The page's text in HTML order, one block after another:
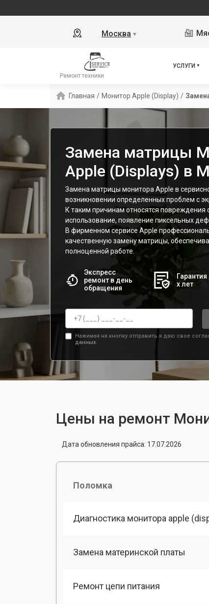
Москва ▼
Ремонт техники
УСЛУГИ
Главная / Монитор Apple (Display) /
Замена матрицы
Apple (Displays) в
Замена матрицы монитора Apple в
возникновении определенных проблем с
К таким причинам относятся повреждения
использование, появление пиксельных
В фирменном сервисе Apple
качественную замену матрицы,
полноценной работе.
Экспресс
ремонт в день
обращения
х лет
Нажимая на кнопку отправить я даю свое
данных.
Цены на ремонт
Дата обновления прайса: 17.07.2026
Поломка
Диагностика монитора apple
Замена материнской платы
Ремонт цепи питания